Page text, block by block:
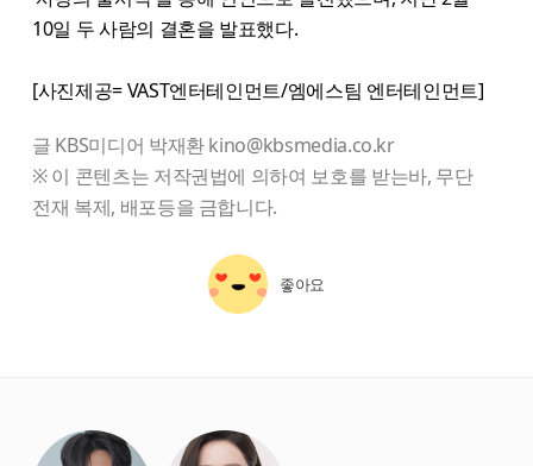
10일 두 사람의 결혼을 발표했다.
[사진제공= VAST엔터테인먼트/엠에스팀 엔터테인먼트]
글 KBS미디어 박재환 kino@kbsmedia.co.kr
※ 이 콘텐츠는 저작권법에 의하여 보호를 받는바, 무단
전재 복제, 배포등을 금합니다.
좋아요